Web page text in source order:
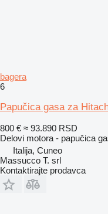
bagera
6
Papučica gasa za
800 € ≈ 93.890 RSD
Delovi motora - papučica
Italija, Cuneo
Massucco T. srl
Kontaktirajte prodavca